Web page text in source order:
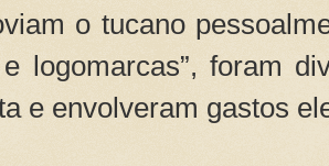
o tucano
logomarcas”, foram
e envolveram gastos